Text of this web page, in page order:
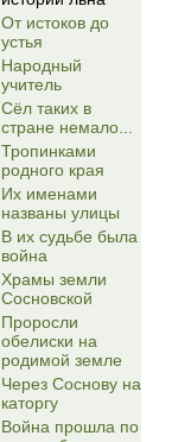
От истоков до
устья
Народный
учитель
Сёл таких в
стране немало...
Тропинками
родного края
Их именами
названы улицы
В их судьбе была
война
Храмы земли
Сосновской
Проросли
обелиски на
родимой земле
Через Соснову на
каторгу
Война прошла по